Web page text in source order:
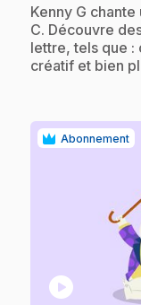
.Kenny G
C. Découvre
lettre, tels que :
créatif et bien
Abonnement
play_circle